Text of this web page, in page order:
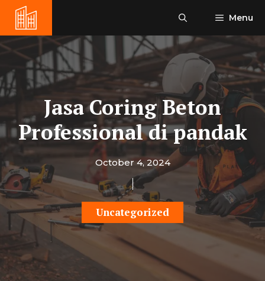
content
Menu
Jasa Coring Beton
Professional di pandak
October 4, 2024
Uncategorized